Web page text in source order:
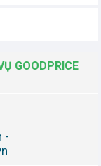
GOODPRICE
-